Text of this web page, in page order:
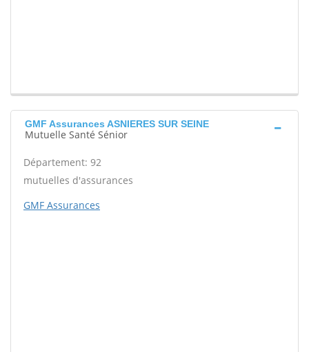
GMF Assurances ASNIERES SUR SEINE
Mutuelle Santé Sénior
Département: 92
mutuelles d'assurances
GMF Assurances